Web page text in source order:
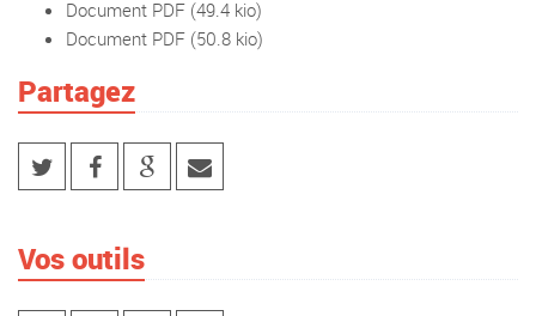
Document PDF (49.4 kio)
Document PDF (50.8 kio)
Partagez
Vos outils